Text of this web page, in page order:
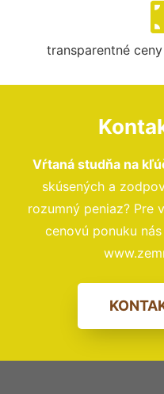
transparentné
Vŕtaná studňa na
skúsených a
rozumný peniaz? Pre
cenovú ponuku